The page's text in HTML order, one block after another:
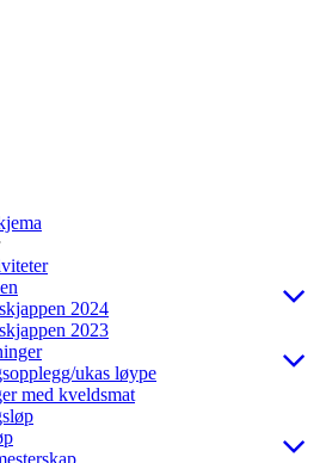
2024
2023
ukas løype
med kveldsmat